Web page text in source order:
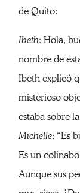
de Quito:
Ibeth: Hola,
nombre de
Ibeth explicó
misterioso
estaba sobre
Michelle: “Es
Es un
Aunque sus